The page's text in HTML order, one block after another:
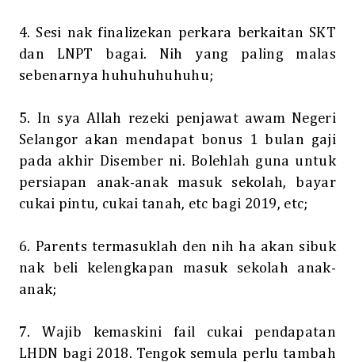
4. Sesi nak finalizekan perkara berkaitan SKT
dan LNPT bagai. Nih yang paling malas
sebenarnya huhuhuhuhuhu;
5. In sya Allah rezeki penjawat awam Negeri
Selangor akan mendapat bonus 1 bulan gaji
pada akhir Disember ni. Bolehlah guna untuk
persiapan anak-anak masuk sekolah, bayar
cukai pintu, cukai tanah, etc bagi 2019, etc;
6. Parents termasuklah den nih ha akan sibuk
nak beli kelengkapan masuk sekolah anak-
anak;
7. Wajib kemaskini fail cukai pendapatan
LHDN bagi 2018. Tengok semula perlu tambah